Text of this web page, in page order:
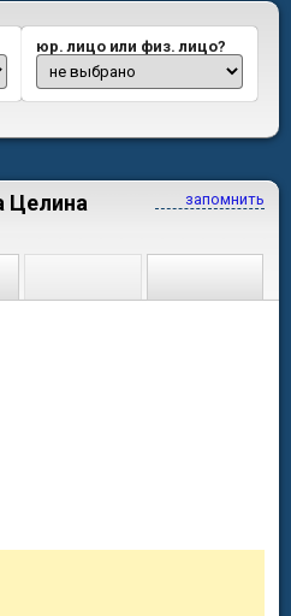
юр. лицо или физ. лицо?
запомнить
Целина